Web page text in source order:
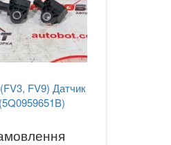
FV9) Датчик